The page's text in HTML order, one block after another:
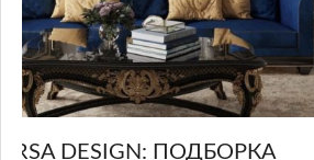
GLAZOV DESIGN GROUP